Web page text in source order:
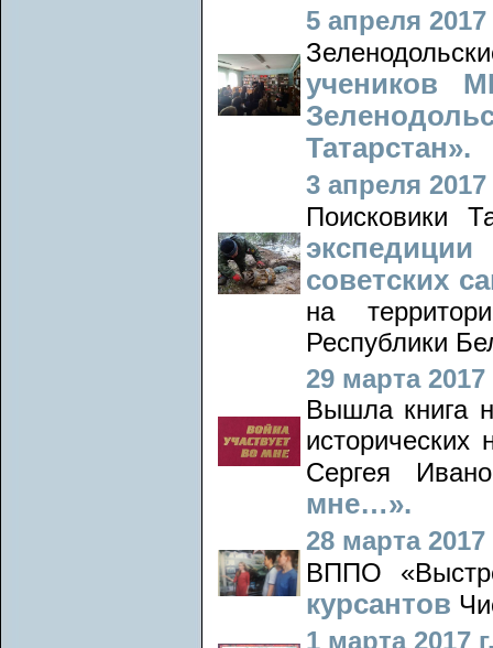
5 апреля 2017
учеников
Татарстан».
3 апреля 2017
Поисковики
советских
на
Республики
29 марта 2017
Вышла книга
исторических
Сергея
мне…».
28 марта 2017
ВППО
курсантов
1 марта 2017